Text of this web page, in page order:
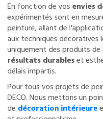
En fonction de vos envies
expérimentés sont en
peinture, allant de
aux techniques décoratives
uniquement des produits
résultats durableset
délais impartis.
Pour tous vos projets de
DECO. Nous mettons un
de décoration intérieure